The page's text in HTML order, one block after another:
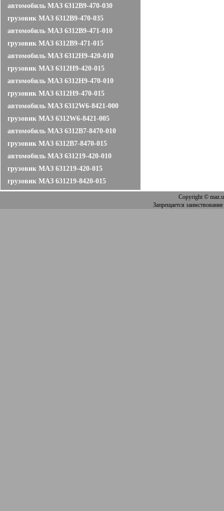
автомобиль МАЗ 6312B9-470-030
грузовик МАЗ 6312B9-470-035
автомобиль МАЗ 6312B9-471-010
грузовик МАЗ 6312B9-471-015
автомобиль МАЗ 6312Н9-420-010
грузовик МАЗ 6312H9-420-015
автомобиль МАЗ 6312H9-470-010
грузовик МАЗ 6312H9-470-015
автомобиль МАЗ 6312W6-8421-000
грузовик МАЗ 6312W6-8421-005
автомобиль МАЗ 6312В7-8470-010
грузовик МАЗ 6312В7-8470-015
автомобиль МАЗ 631219-420-010
грузовик МАЗ 631219-420-015
грузовик МАЗ 631219-8420-015
Copyright©
Запрещается